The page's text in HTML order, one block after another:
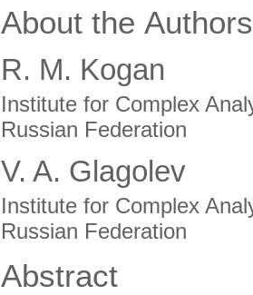
About the Authors
R. M. Kogan
Institute for Complex
Russian Federation
V. A. Glagolev
Institute for Complex
Russian Federation
Abstract